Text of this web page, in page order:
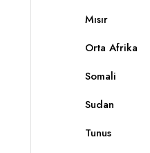
Mısır
Orta Afrika
Somali
Sudan
Tunus